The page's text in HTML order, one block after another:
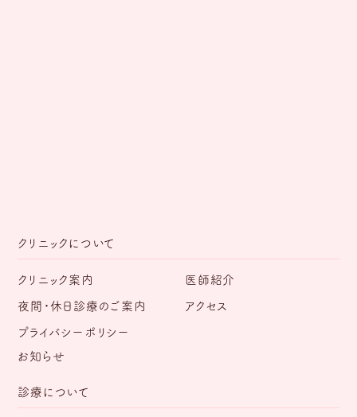
クリニックについて
クリニック案内
医師紹介
夜間・休日診療のご案内
アクセス
プライバシーポリシー
お知らせ
診療について